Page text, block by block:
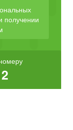
получении